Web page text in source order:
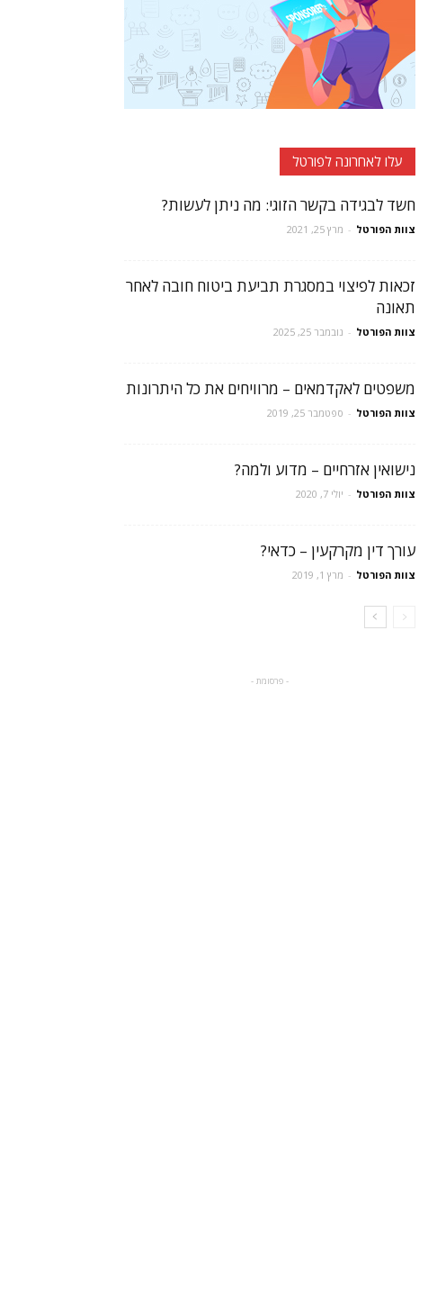
עלו לאחרונה לפורטל
חשד לבגידה בקשר הזוגי: מה ניתן לעשות?
צוות הפורטל - מרץ 25, 2021
זכאות לפיצוי במסגרת תביעת ביטוח חובה לאחר
תאונה
צוות הפורטל - נובמבר 25, 2025
משפטים לאקדמאים – מרוויחים את כל היתרונות
צוות הפורטל - ספטמבר 25, 2019
נישואין אזרחיים – מדוע ולמה?
צוות הפורטל - יולי 7, 2020
עורך דין מקרקעין – כדאי?
צוות הפורטל - מרץ 1, 2019
- פרסומת -